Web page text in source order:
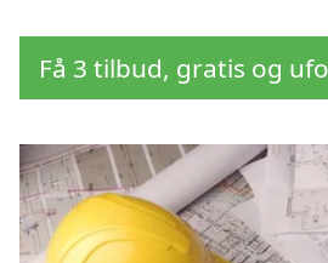
Få 3 tilbud, gratis og